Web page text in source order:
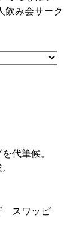
み会サーク
代筆候。
スワッピ